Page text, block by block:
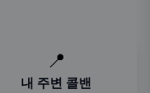
📍
내 주변 콜밴